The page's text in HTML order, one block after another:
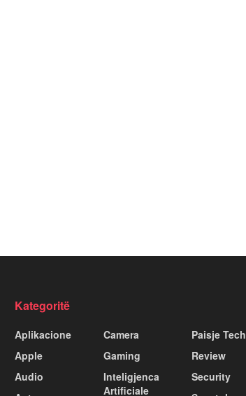
Kategoritë
Aplikacione
Apple
Audio
Camera
Gaming
Inteligjenca
Artificiale
Paisje Tech
Review
Security